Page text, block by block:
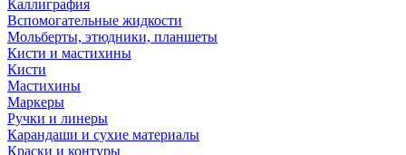
Каллиграфия
Вспомогательные жидкости
Мольберты, этюдники, планшеты
Кисти и мастихины
Кисти
Мастихины
Маркеры
Ручки и линеры
Карандаши и сухие материалы
Краски и контуры